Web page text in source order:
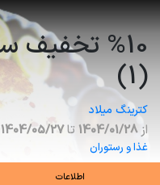
(1)
کترینگ میلاد
از1404/01/28 تا1404/05/27
غذا و رستوران
اطلاعات